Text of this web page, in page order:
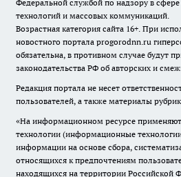
Федеральной службой по надзору в
технологий и массовых коммуникаций.
Возрастная категория сайта 16+. При
новостного портала progorodnn.ru
обязательна, в противном случае будут
законодательства РФ об авторских и
Редакция портала не несет
пользователей, а также материалы
«На информационном ресурсе
технологии (информационные
информации на основе сбора,
относящихся к предпочтениям
находящихся на территории Российской